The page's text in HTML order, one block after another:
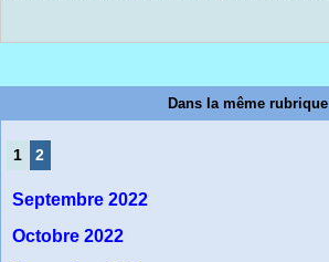
Dans la même rubrique
1 2
Septembre 2022
Octobre 2022